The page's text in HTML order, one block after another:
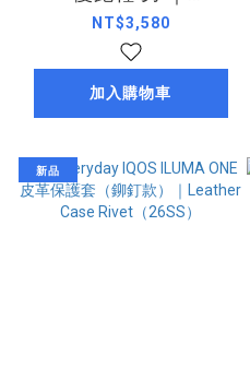
1201A256-026（深
灰）（24AW）
NT$3,580
加入購物車
新品